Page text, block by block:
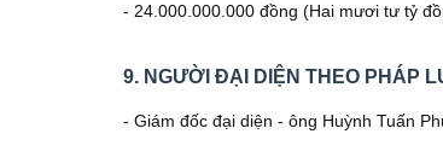
- 24.000.000.000 đồng (Hai mươi tư tỷ
9. NGƯỜI ĐẠI DIỆN THEO PHÁP
- Giám đốc đại diện - ông Huỳnh Tuấn